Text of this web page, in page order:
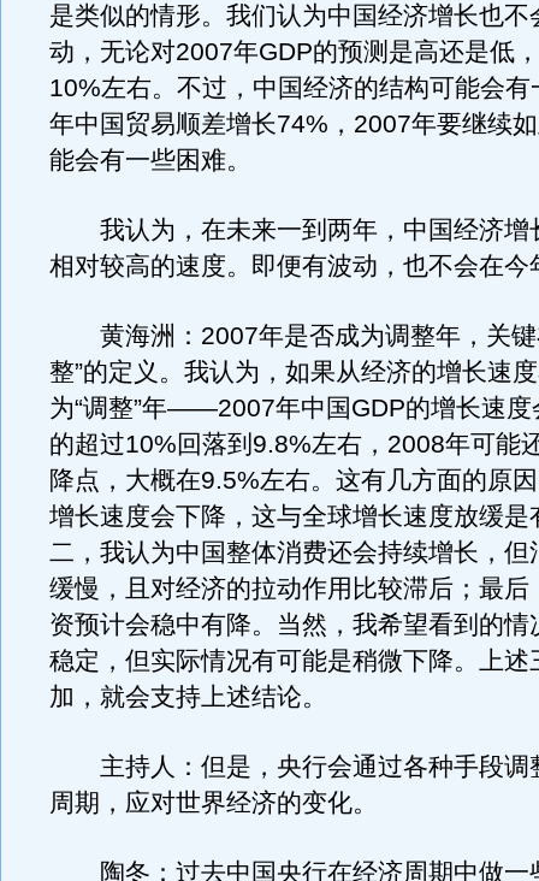
是类似的情形。我们认为中国经济增长也不
动，无论对2007年GDP的预测是高还是低
10%左右。不过，中国经济的结构可能会有
年中国贸易顺差增长74%，2007年要继续
能会有一些困难。
我认为，在未来一到两年，中国经济增
相对较高的速度。即便有波动，也不会在今
黄海洲：2007年是否成为调整年，关键
整”的定义。我认为，如果从经济的增长速
为“调整”年——2007年中国GDP的增长速度
的超过10%回落到9.8%左右，2008年可能
降点，大概在9.5%左右。这有几方面的原
增长速度会下降，这与全球增长速度放缓是
二，我认为中国整体消费还会持续增长，但
缓慢，且对经济的拉动作用比较滞后；最后
资预计会稳中有降。当然，我希望看到的情
稳定，但实际情况有可能是稍微下降。上述
加，就会支持上述结论。
主持人：但是，央行会通过各种手段调
周期，应对世界经济的变化。
陶冬：过去中国央行在经济周期中做一